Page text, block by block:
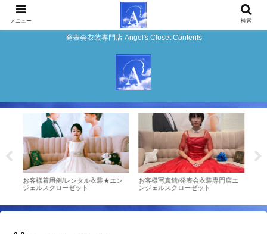
発表会衣装専門店 Angel's Closet Contents
お客様着用例/レンタル衣装★エン
ジェルスクローゼット
お客様写真館/発表会衣装専門店エ
ンジェルスクローゼット
メニュー 検索